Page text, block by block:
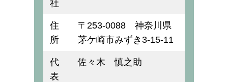
社
住
所
〒253-0088 神奈川県
茅ケ崎市みずき3-15-11
代
表
佐々木 慎之助